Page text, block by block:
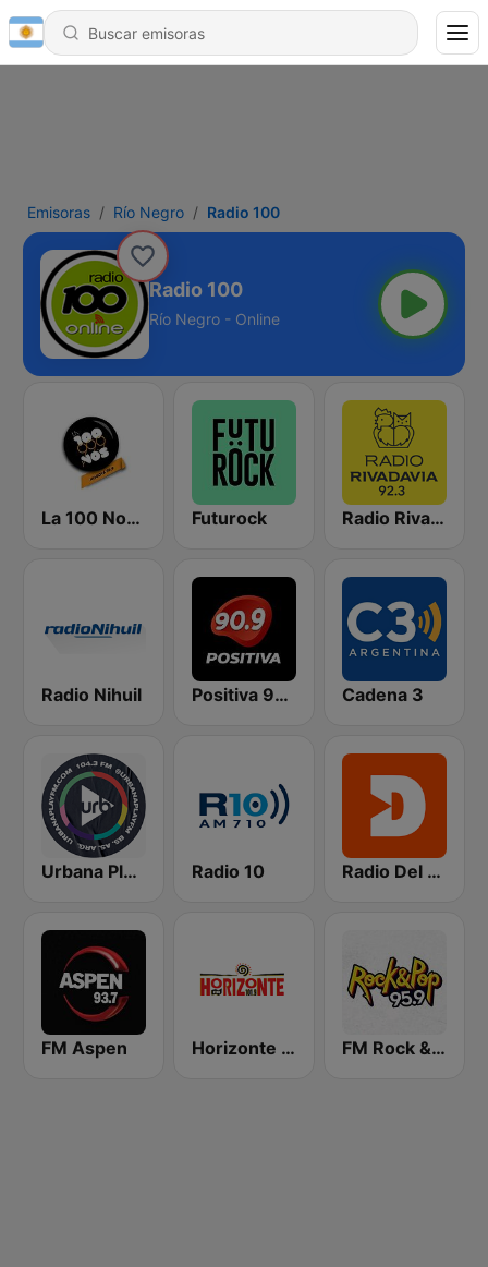
Emisoras Río Negro Radio 100
Radio 100
Río Negro - Online
La 100 Nogoyá Futurock Radio Rivadavia Junín 92.3
Radio Nihuil Positiva 90.9 - Radio Mitre Corrientes Cadena 3
Urbana Play 104.3 FM Radio 10 Radio Del Plata 1030 AM
FM Aspen Horizonte 101.9 FM FM Rock & Pop